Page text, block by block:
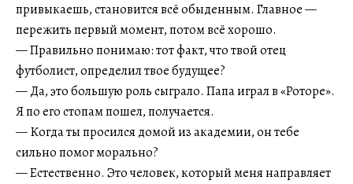
привыкаешь, становится всё обыденным. Главное —
пережить первый момент, потом всё хорошо.
— Правильно понимаю: тот факт, что твой отец
футболист, определил твое будущее?
— Да, это большую роль сыграло. Папа играл в «Роторе».
Я по его стопам пошел, получается.
— Когда ты просился домой из академии, он тебе
сильно помог морально?
— Естественно. Это человек, который меня направляет